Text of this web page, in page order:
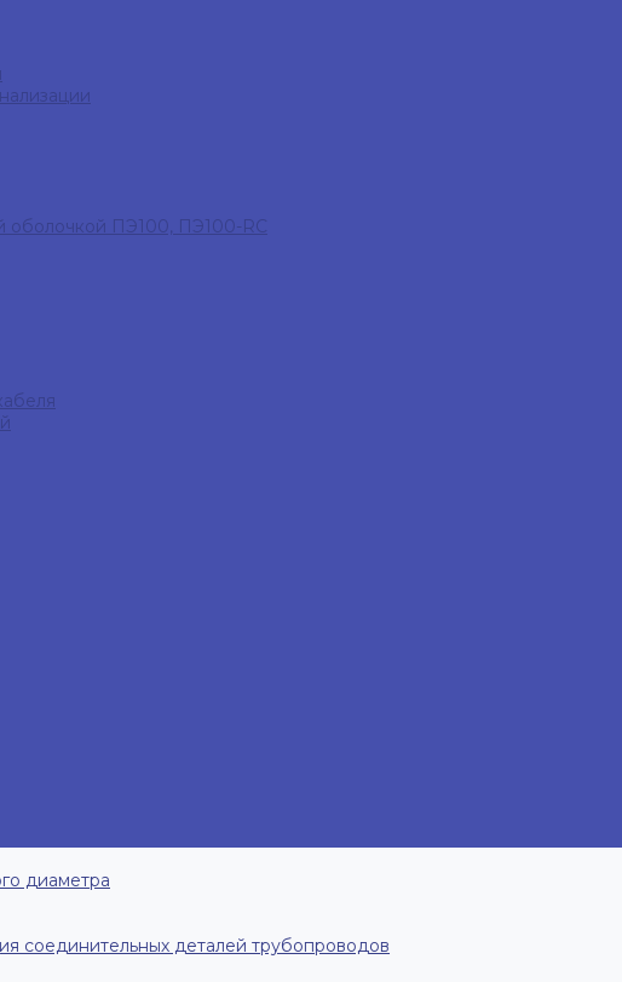
ПЭ100, ПЭ100-RC
диаметра
соединительных деталей трубопроводов